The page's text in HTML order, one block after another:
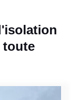
toute